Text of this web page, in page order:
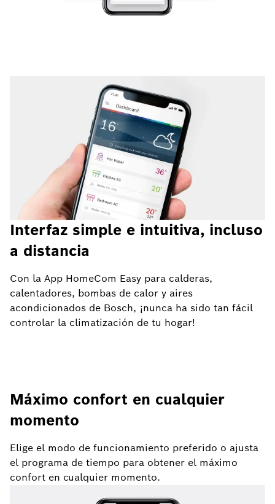
Interfaz simple e intuitiva, incluso
a distancia
Con la App HomeCom Easy para calderas,
calentadores, bombas de calor y aires
acondicionados de Bosch, ¡nunca ha sido tan fácil
controlar la climatización de tu hogar!
Máximo confort en cualquier
momento
Elige el modo de funcionamiento preferido o ajusta
el programa de tiempo para obtener el máximo
confort en cualquier momento.